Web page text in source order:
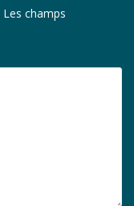
Les champs